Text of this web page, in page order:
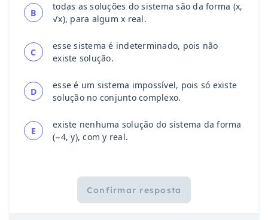
B
todas as soluções do sistema são da forma (x,
√x), para algum x real.
C
esse sistema é indeterminado, pois não
existe solução.
D
esse é um sistema impossível, pois só existe
solução no conjunto complexo.
E
existe nenhuma solução do sistema da forma
(−4, y), com y real.
Confirmar resposta